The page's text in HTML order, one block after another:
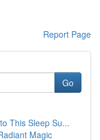
Report Page
Go
This Sleep Su...
Magic